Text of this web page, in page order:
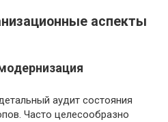
аспекты
аудит состояния
Часто целесообразно